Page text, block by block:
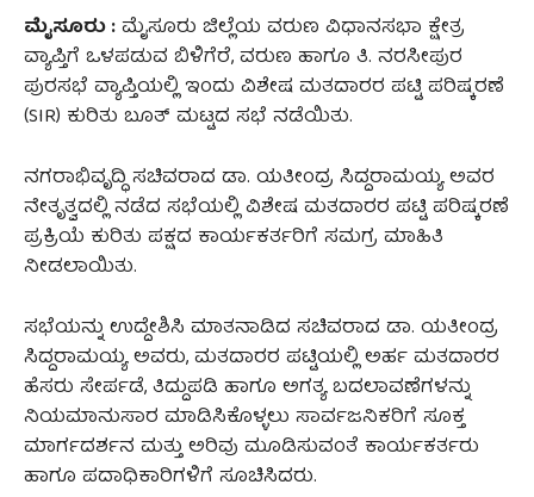
ಮೈಸೂರು :ಮೈಸೂರು ಜಿಲ್ಲೆಯ ವರುಣ ವಿಧಾನಸಭಾ ಕ್ಷೇತ್ರ
ವ್ಯಾಪ್ತಿಗೆ ಒಳಪಡುವ ಬಿಳಿಗೆರೆ, ವರುಣ ಹಾಗೂ ತಿ. ನರಸೀಪುರ
ಪುರಸಭೆ ವ್ಯಾಪ್ತಿಯಲ್ಲಿ ಇಂದು ವಿಶೇಷ ಮತದಾರರ ಪಟ್ಟಿ ಪರಿಷ್ಕರಣೆ
(SIR) ಕುರಿತು ಬೂತ್ ಮಟ್ಟದ ಸಭೆ ನಡೆಯಿತು.
ನಗರಾಭಿವೃದ್ಧಿ ಸಚಿವರಾದ ಡಾ. ಯತೀಂದ್ರ ಸಿದ್ದರಾಮಯ್ಯ ಅವರ
ನೇತೃತ್ವದಲ್ಲಿ ನಡೆದ ಸಭೆಯಲ್ಲಿ ವಿಶೇಷ ಮತದಾರರ ಪಟ್ಟಿ ಪರಿಷ್ಕರಣೆ
ಪ್ರಕ್ರಿಯೆ ಕುರಿತು ಪಕ್ಷದ ಕಾರ್ಯಕರ್ತರಿಗೆ ಸಮಗ್ರ ಮಾಹಿತಿ
ನೀಡಲಾಯಿತು.
ಸಭೆಯನ್ನು ಉದ್ದೇಶಿಸಿ ಮಾತನಾಡಿದ ಸಚಿವರಾದ ಡಾ. ಯತೀಂದ್ರ
ಸಿದ್ದರಾಮಯ್ಯ ಅವರು, ಮತದಾರರ ಪಟ್ಟಿಯಲ್ಲಿ ಅರ್ಹ ಮತದಾರರ
ಹೆಸರು ಸೇರ್ಪಡೆ, ತಿದ್ದುಪಡಿ ಹಾಗೂ ಅಗತ್ಯ ಬದಲಾವಣೆಗಳನ್ನು
ನಿಯಮಾನುಸಾರ ಮಾಡಿಸಿಕೊಳ್ಳಲು ಸಾರ್ವಜನಿಕರಿಗೆ ಸೂಕ್ತ
ಮಾರ್ಗದರ್ಶನ ಮತ್ತು ಅರಿವು ಮೂಡಿಸುವಂತೆ ಕಾರ್ಯಕರ್ತರು
ಹಾಗೂ ಪದಾಧಿಕಾರಿಗಳಿಗೆ ಸೂಚಿಸಿದರು.